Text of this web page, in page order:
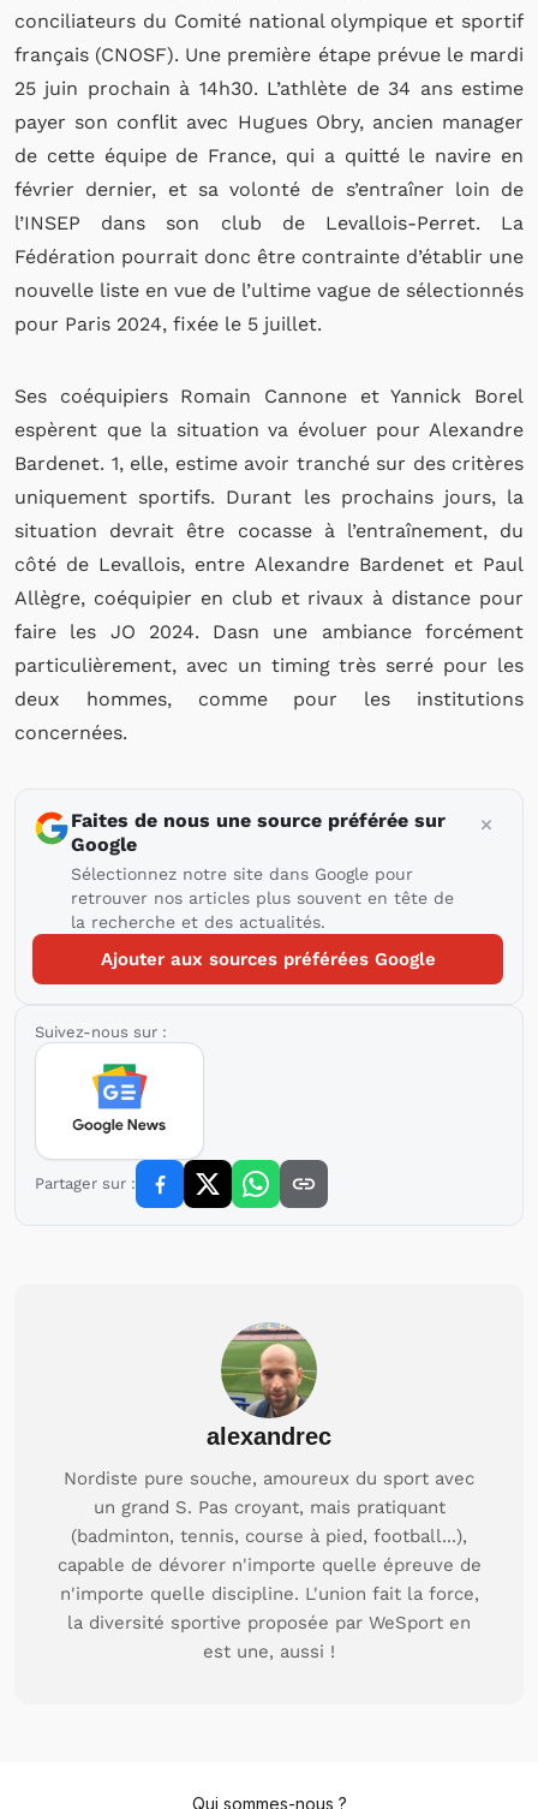
conciliateurs du Comité national olympique et sportif
français (CNOSF). Une première étape prévue le mardi
25 juin prochain à 14h30. L’athlète de 34 ans estime
payer son conflit avec Hugues Obry, ancien manager
de cette équipe de France, qui a quitté le navire en
février dernier, et sa volonté de s’entraîner loin de
l’INSEP dans son club de Levallois-Perret. La
Fédération pourrait donc être contrainte d’établir une
nouvelle liste en vue de l’ultime vague de sélectionnés
pour Paris 2024, fixée le 5 juillet.
Ses coéquipiers Romain Cannone et Yannick Borel
espèrent que la situation va évoluer pour Alexandre
Bardenet. 1, elle, estime avoir tranché sur des critères
uniquement sportifs. Durant les prochains jours, la
situation devrait être cocasse à l’entraînement, du
côté de Levallois, entre Alexandre Bardenet et Paul
Allègre, coéquipier en club et rivaux à distance pour
faire les JO 2024. Dasn une ambiance forcément
particulièrement, avec un timing très serré pour les
deux hommes, comme pour les institutions
concernées.
Faites de nous une source préférée sur
Google
Sélectionnez notre site dans Google pour
retrouver nos articles plus souvent en tête de
la recherche et des actualités.
Ajouter aux sources préférées Google
Suivez-nous sur :
Partager sur :
alexandrec
Nordiste pure souche, amoureux du sport avec
un grand S. Pas croyant, mais pratiquant
(badminton, tennis, course à pied, football...),
capable de dévorer n'importe quelle épreuve de
n'importe quelle discipline. L'union fait la force,
la diversité sportive proposée par WeSport en
est une, aussi !
Qui sommes-nous ?